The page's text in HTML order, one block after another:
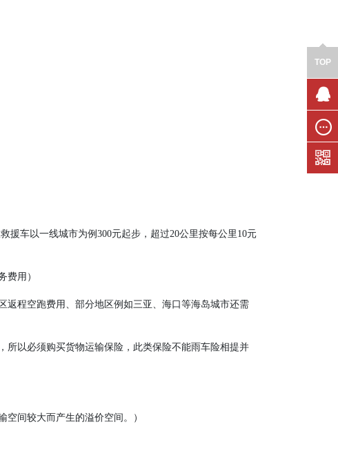
援车以一线城市为例300元起步，超过20公里按每公里10元
费用）
返程空跑费用、部分地区例如三亚、海口等海岛城市还需
所以必须购买货物运输保险，此类保险不能雨车险相提并
间较大而产生的溢价空间。）
TOP
联系我
在线留